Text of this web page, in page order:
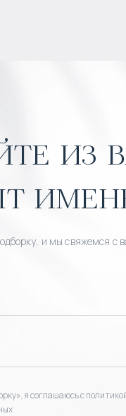
из
и мы свяжемся с
я соглашаюсь с